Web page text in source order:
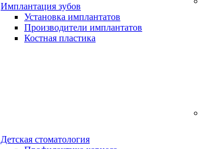
Имплантация зубов
Установка имплантатов
Производители имплантатов
Костная пластика
Детская стоматология